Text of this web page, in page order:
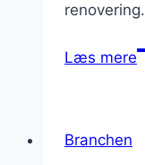
Læs mere
Branchen